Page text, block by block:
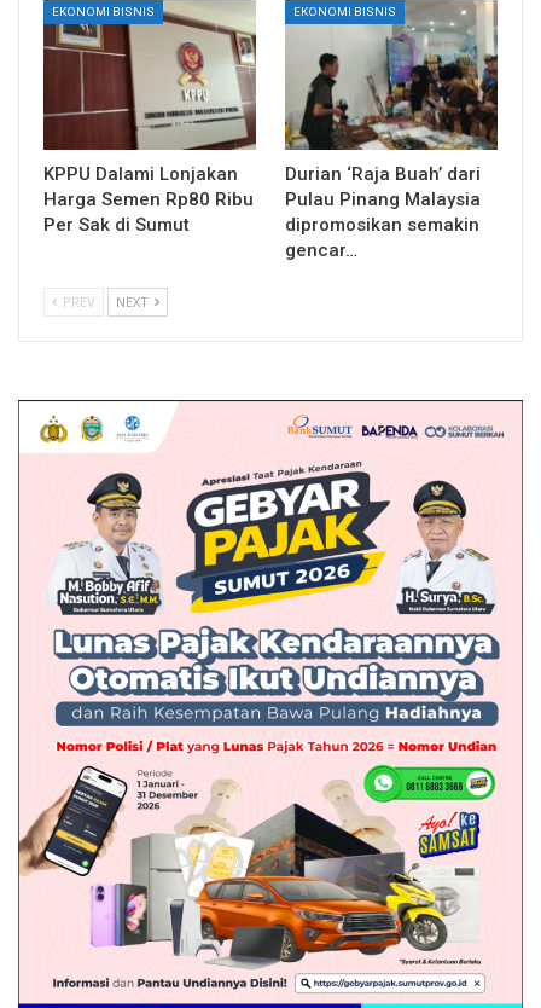
EKONOMI BISNIS
KPPU Dalami Lonjakan
Harga Semen Rp80 Ribu
Per Sak di Sumut
EKONOMI BISNIS
Durian ‘Raja Buah’ dari
Pulau Pinang Malaysia
dipromosikan semakin
gencar…
PREV NEXT